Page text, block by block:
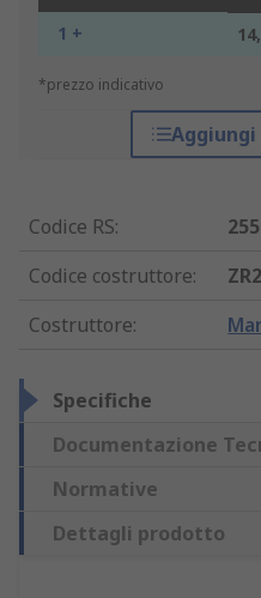
1 +
*prezzo indicativo
Codice RS:
Codice costruttore:
Costruttore:
Specifiche
Documentazione
Normative
Dettagli prodotto